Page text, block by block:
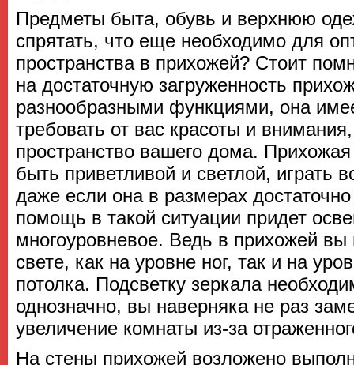
Предметы быта, обувь и верхнюю
спрятать, что еще необходимо для
пространства в прихожей? Стоит
на достаточную загруженность
разнообразными функциями, она
требовать от вас красоты и
пространство вашего дома.
быть приветливой и светлой, играть
даже если она в размерах
помощь в такой ситуации придет
многоуровневое. Ведь в прихожей вы
свете, как на уровне ног, так и на
потолка. Подсветку зеркала
однозначно, вы наверняка не раз
увеличение комнаты из-за
На стены прихожей возложено